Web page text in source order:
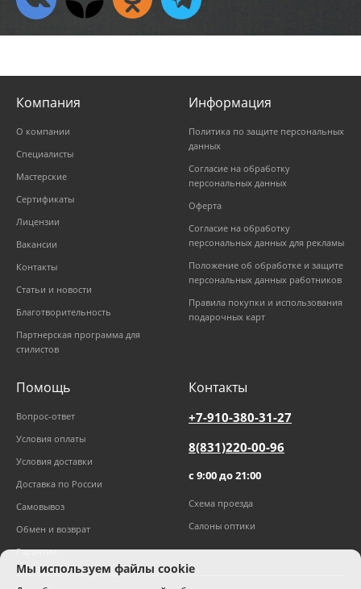
Компания
О компании
Специалисты
Мастерские
Сертификаты
Лицензии
Вакансии
Контакты
Статьи и новости
Благотворительность
Партнерская программа для
стилистов
Информация
Политика по защите персональных
данных
Согласие на обработку
персональных данных
Оферта
Согласие на обработку
персональных данных для рекламы
Положение об обработке и защите
персональных данных работников
Правила покупки и использования
подарочных карт
Помощь
Вопрос-ответ
Условия оплаты
Условия доставки
Доставка по России
Самовывоз
Обмен и возврат
Гарантии
Контакты
+7-910-380-31-27
8(831)220-00-96
с 9:00 до 21:00
Схема проезда
Салоны оптики
Мы используем файлы cookie